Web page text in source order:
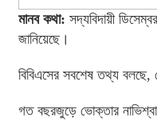
মানব কথা: সদ্যবিদায়ী
জানিয়েছে।
বিবিএসের সবশেষ তথ্য
গত বছরজুড়ে ভোক্তার